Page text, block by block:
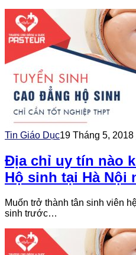
Tin Giáo Dục19 Tháng 5, 2018
Địa chỉ uy tín nào
Hộ sinh tại Hà Nội
Muốn trở thành tân sinh viên
sinh trước…